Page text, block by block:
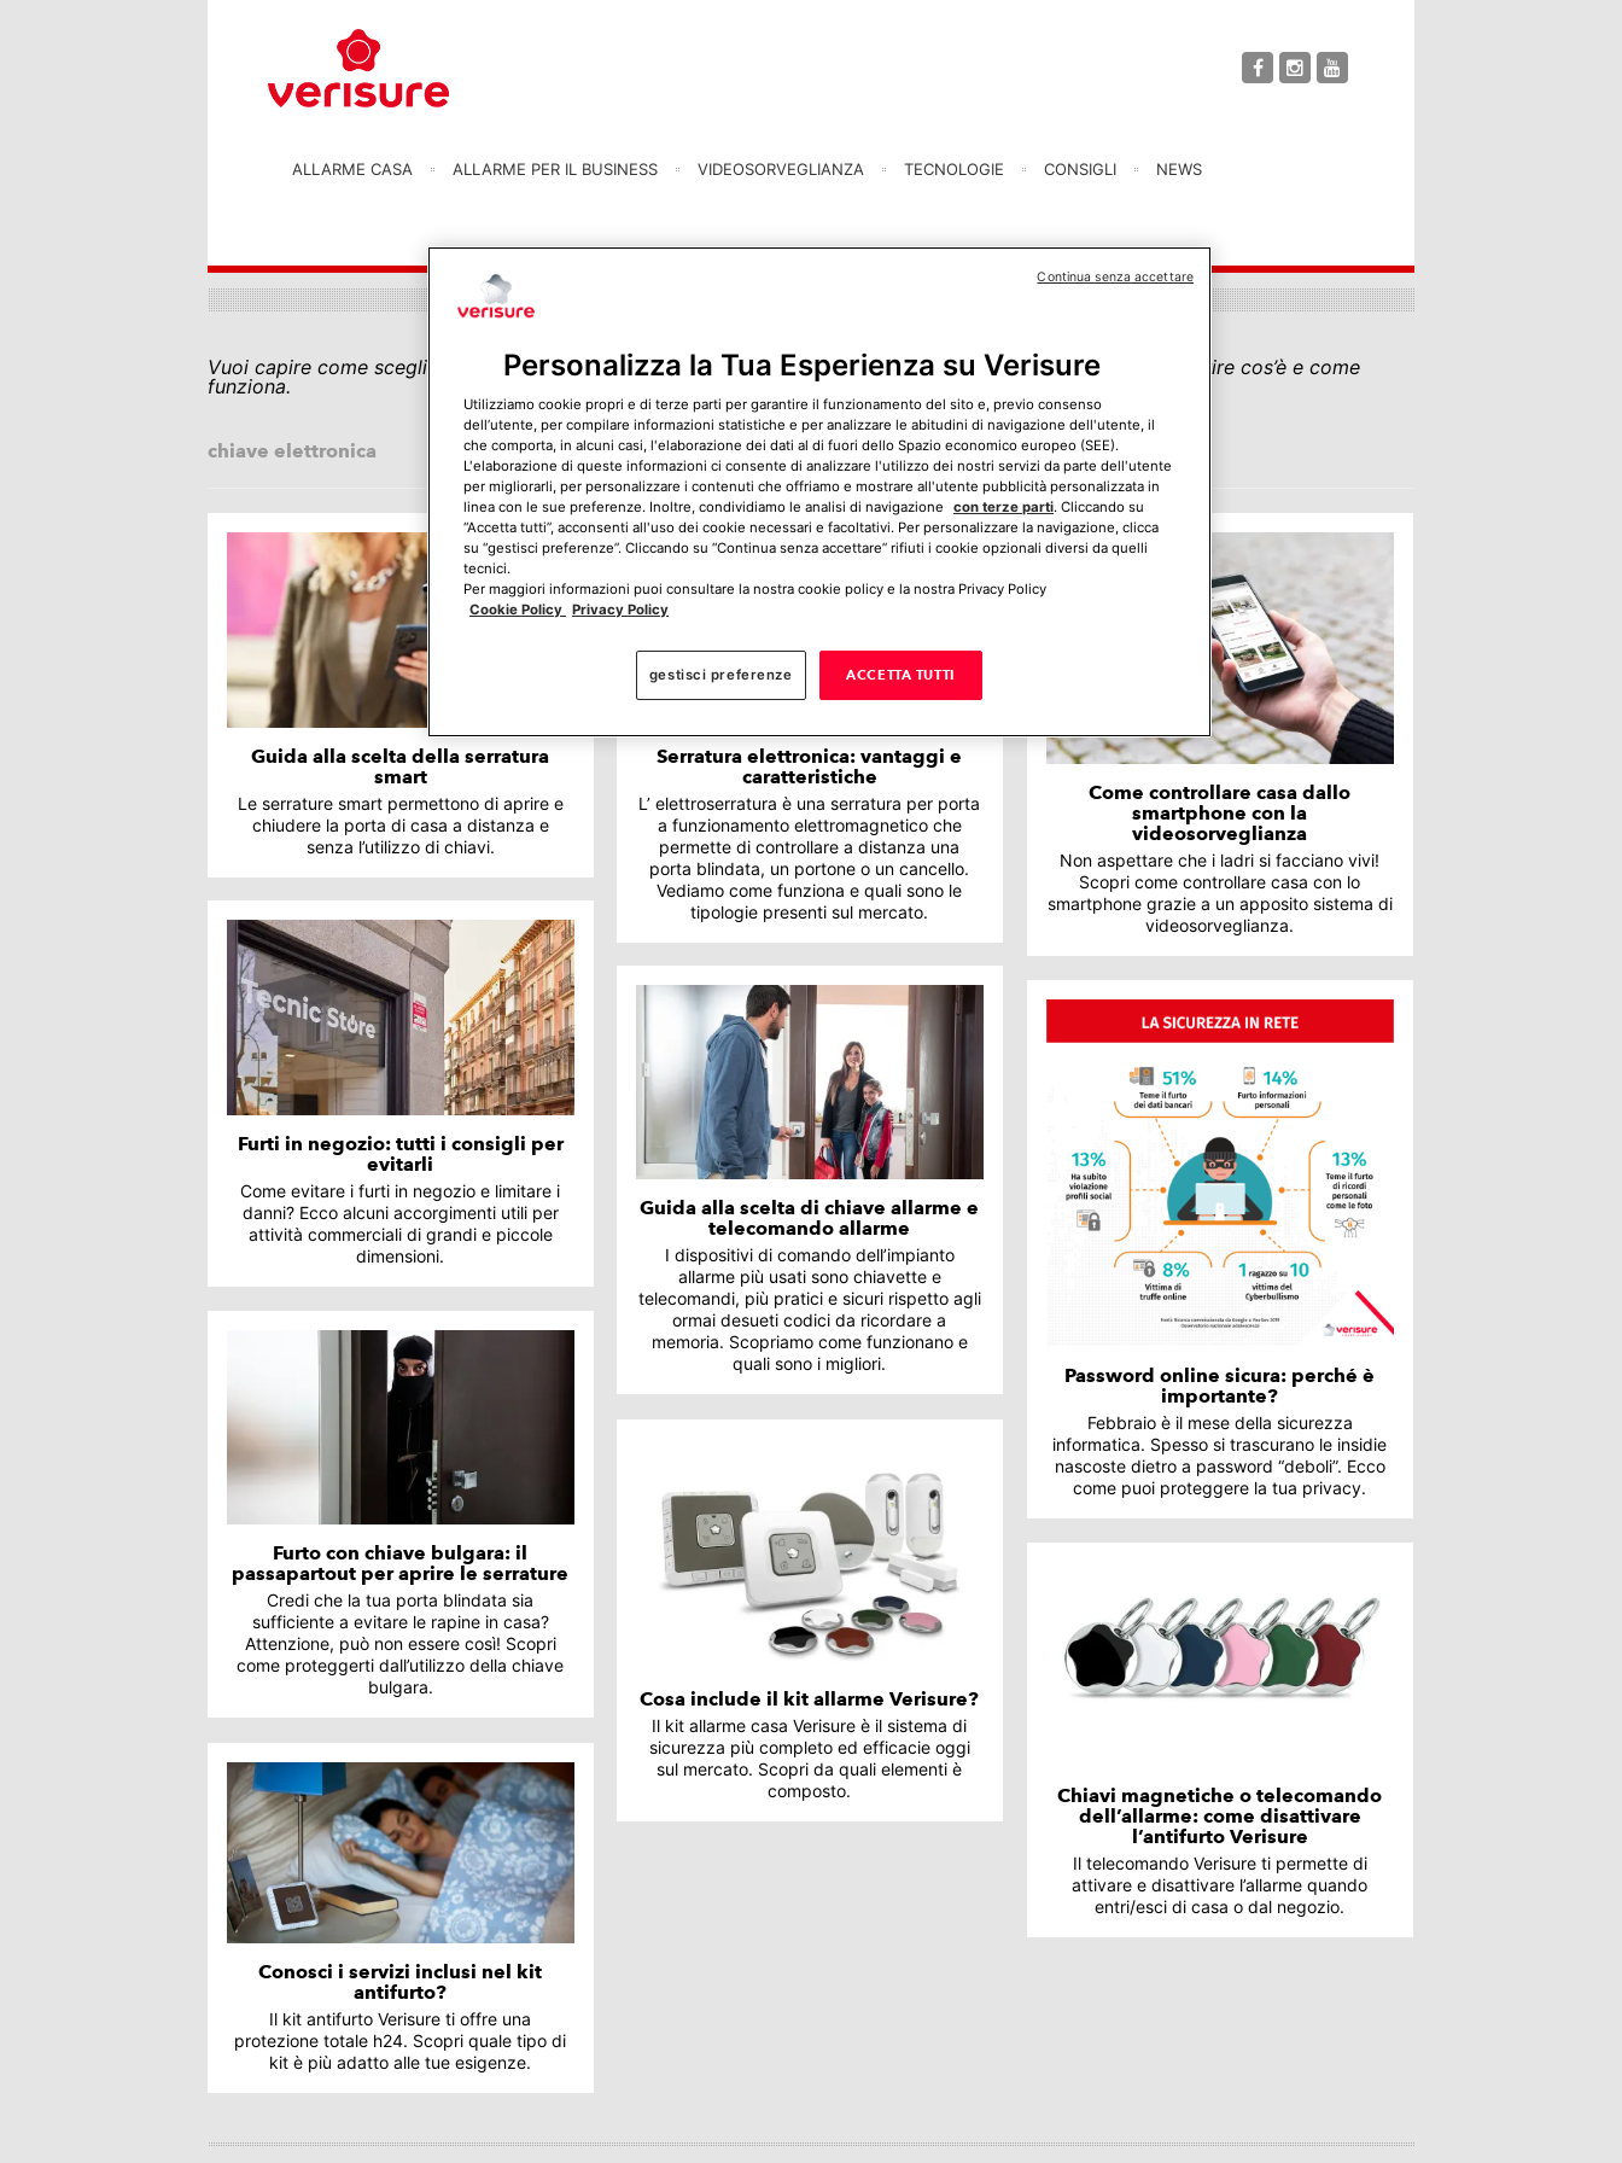
ALLARME CASA ALLARME PER IL BUSINESS VIDEOSORVEGLIANZA TECNOLOGIE CONSIGLI NEWS
Vuoi capire come scegliere una chiave elettronica? Ecco la selezione di articoli Verisure che ti aiuterà a scoprire cos’è e come
funziona.
chiave elettronica
Guida alla scelta della serratura
smart
Le serrature smart permettono di aprire e
chiudere la porta di casa a distanza e
senza l’utilizzo di chiavi.
Serratura elettronica: vantaggi e
caratteristiche
L’ elettroserratura è una serratura per porta
a funzionamento elettromagnetico che
permette di controllare a distanza una
porta blindata, un portone o un cancello.
Vediamo come funziona e quali sono le
tipologie presenti sul mercato.
Come controllare casa dallo
smartphone con la
videosorveglianza
Non aspettare che i ladri si facciano vivi!
Scopri come controllare casa con lo
smartphone grazie a un apposito sistema di
videosorveglianza.
Furti in negozio: tutti i consigli per
evitarli
Come evitare i furti in negozio e limitare i
danni? Ecco alcuni accorgimenti utili per
attività commerciali di grandi e piccole
dimensioni.
Guida alla scelta di chiave allarme e
telecomando allarme
I dispositivi di comando dell’impianto
allarme più usati sono chiavette e
telecomandi, più pratici e sicuri rispetto agli
ormai desueti codici da ricordare a
memoria. Scopriamo come funzionano e
quali sono i migliori.
Password online sicura: perché è
importante?
Febbraio è il mese della sicurezza
informatica. Spesso si trascurano le insidie
nascoste dietro a password “deboli”. Ecco
come puoi proteggere la tua privacy.
Furto con chiave bulgara: il
passapartout per aprire le serrature
Credi che la tua porta blindata sia
sufficiente a evitare le rapine in casa?
Attenzione, può non essere così! Scopri
come proteggerti dall’utilizzo della chiave
bulgara.
Cosa include il kit allarme Verisure?
Il kit allarme casa Verisure è il sistema di
sicurezza più completo ed efficacie oggi
sul mercato. Scopri da quali elementi è
composto.
Chiavi magnetiche o telecomando
dell’allarme: come disattivare
l’antifurto Verisure
Il telecomando Verisure ti permette di
attivare e disattivare l’allarme quando
entri/esci di casa o dal negozio.
Conosci i servizi inclusi nel kit
antifurto?
Il kit antifurto Verisure ti offre una
protezione totale h24. Scopri quale tipo di
kit è più adatto alle tue esigenze.
Personalizza la Tua Esperienza su Verisure
Utilizziamo cookie propri e di terze parti per garantire il funzionamento del sito e, previo consenso
dell’utente, per compilare informazioni statistiche e per analizzare le abitudini di navigazione dell'utente, il
che comporta, in alcuni casi, l'elaborazione dei dati al di fuori dello Spazio economico europeo (SEE).
L'elaborazione di queste informazioni ci consente di analizzare l'utilizzo dei nostri servizi da parte dell'utente
per migliorarli, per personalizzare i contenuti che offriamo e mostrare all'utente pubblicità personalizzata in
linea con le sue preferenze. Inoltre, condividiamo le analisi di navigazione
con terze parti. Cliccando su
“Accetta tutti”, acconsenti all'uso dei cookie necessari e facoltativi. Per personalizzare la navigazione, clicca
su “gestisci preferenze”. Cliccando su “Continua senza accettare” rifiuti i cookie opzionali diversi da quelli
tecnici.
Per maggiori informazioni puoi consultare la nostra cookie policy e la nostra Privacy Policy
Cookie Policy Privacy Policy
gestisci preferenze ACCETTA TUTTI
Continua senza accettare